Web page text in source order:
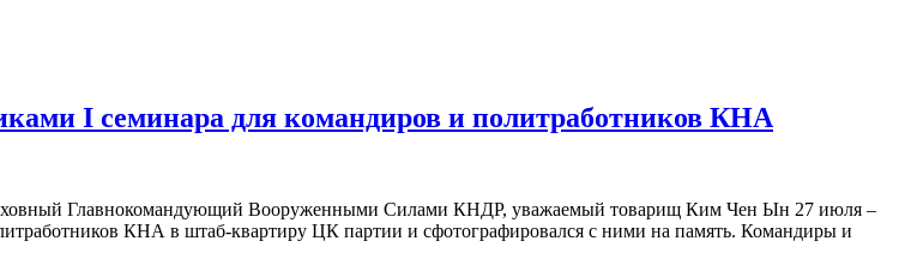
I семинара для командиров и политработников КНА
Главнокомандующий Вооруженными Силами КНДР, уважаемый товарищ Ким Чен Ын 27 июля –
КНА в штаб-квартиру ЦК партии и сфотографировался с ними на память. Командиры и